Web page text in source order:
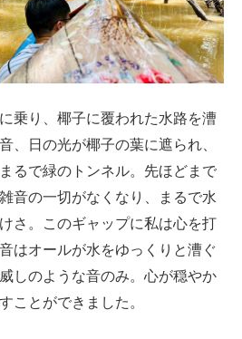
乗り、椰子に覆われた水路を漕
、日の光が椰子の葉に遮られ、
るで緑のトンネル。先ほどまで
音の一切がなくなり、まるで水
さ。このギャップに私は心を打
はオールが水をゆっくりと漕ぐ
しのような音のみ。心が穏やか
ことができました。